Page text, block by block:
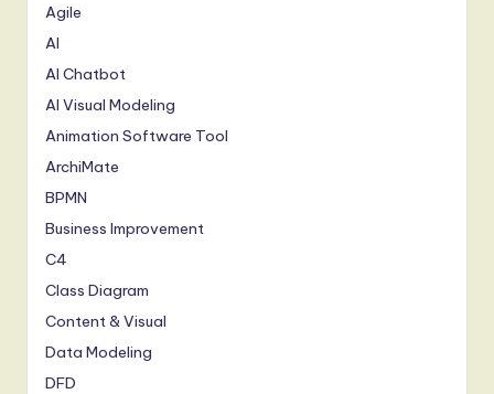
Agile
AI
AI Chatbot
AI Visual Modeling
Animation Software Tool
ArchiMate
BPMN
Business Improvement
C4
Class Diagram
Content & Visual
Data Modeling
DFD